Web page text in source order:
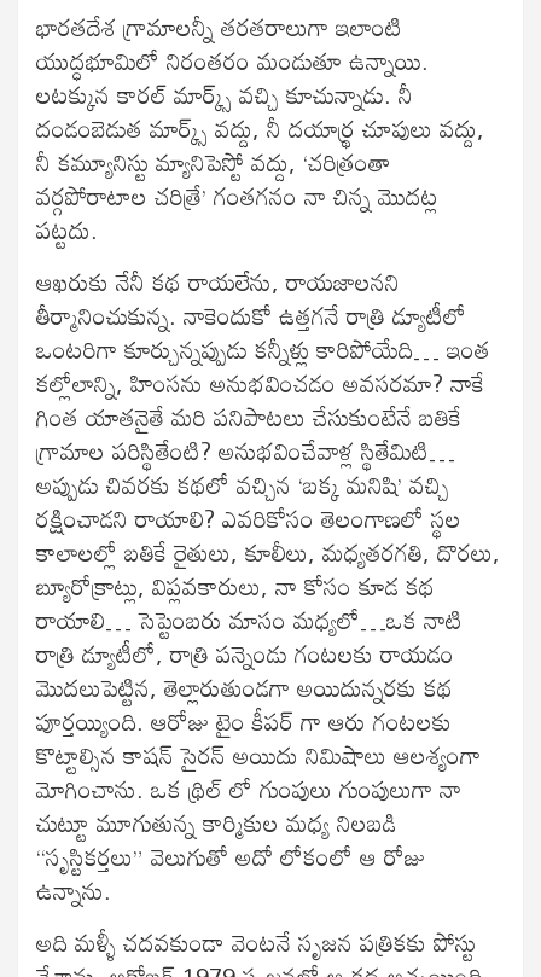
భారతదేశ గ్రామాలన్నీ తరతరాలుగా ఇలాంటి
యుద్ధభూమిలో నిరంతరం మండుతూ ఉన్నాయి.
లటక్కున కారల్ మార్క్స్ వచ్చి కూచున్నాడు. నీ
దండంబెడుత మార్క్స్ వద్దు, నీ దయార్థ్ర చూపులు వద్దు,
నీ కమ్యూనిస్టు మ్యానిపెస్టో వద్దు, ‘చరిత్రంతా
వర్గపోరాటాల చరిత్రే’ గంతగనం నా చిన్న మొదట్ల
పట్టదు.
ఆఖరుకు నేనీ కథ రాయలేను, రాయజాలనని
తీర్మానించుకున్న. నాకెందుకో ఉత్తగనే రాత్రి డ్యూటీలో
ఒంటరిగా కూర్చున్నప్పుడు కన్నీళ్లు కారిపోయేది… ఇంత
కల్లోలాన్ని, హింసను అనుభవించడం అవసరమా? నాకే
గింత యాతనైతే మరి పనిపాటలు చేసుకుంటేనే బతికే
గ్రామాల పరిస్థితేంటి? అనుభవించేవాళ్ల స్థితేమిటి…
అప్పుడు చివరకు కథలో వచ్చిన ‘బక్క మనిషి’ వచ్చి
రక్షించాడని రాయాలి? ఎవరికోసం తెలంగాణలో స్థల
కాలాలల్లో బతికే రైతులు, కూలీలు, మధ్యతరగతి, దొరలు,
బ్యూరోక్రాట్లు, విప్లవకారులు, నా కోసం కూడ కథ
రాయాలి… సెప్టెంబరు మాసం మధ్యలో…ఒక నాటి
రాత్రి డ్యూటీలో, రాత్రి పన్నెండు గంటలకు రాయడం
మొదలుపెట్టిన, తెల్లారుతుండగా అయిదున్నరకు కథ
పూర్తయ్యింది. ఆరోజు టైం కీపర్ గా ఆరు గంటలకు
కొట్టాల్సిన కాషన్ సైరన్ అయిదు నిమిషాలు ఆలశ్యంగా
మోగించాను. ఒక థ్రిల్ లో గుంపులు గుంపులుగా నా
చుట్టూ మూగుతున్న కార్మికుల మధ్య నిలబడి
“సృస్టికర్తలు” వెలుగుతో అదో లోకంలో ఆ రోజు
ఉన్నాను.
అది మళ్ళీ చదవకుండా వెంటనే సృజన పత్రికకు పోస్టు